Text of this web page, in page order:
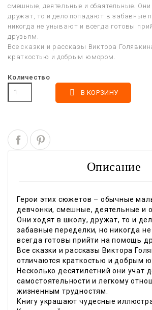
смешные, деятельные и обаятельные. Они
дружат, то и дело попадают в забавные
никогда не унывают и всегда готовы
друзьям.
Все сказки и рассказы Виктора
краткостью и добрым юмором.
Количество
 В КОРЗИНУ
Описание
Герои этих сюжетов – обычные
девчонки, смешные, деятельные и
Они ходят в школу, дружат, то и
забавные переделки, но никогда
всегда готовы прийти на помощь
Все сказки и рассказы Виктора
отличаются краткостью и добрым
Несколько десятилетний они учат
самостоятельности и легкому
жизненным трудностям.
Книгу украшают чудесные